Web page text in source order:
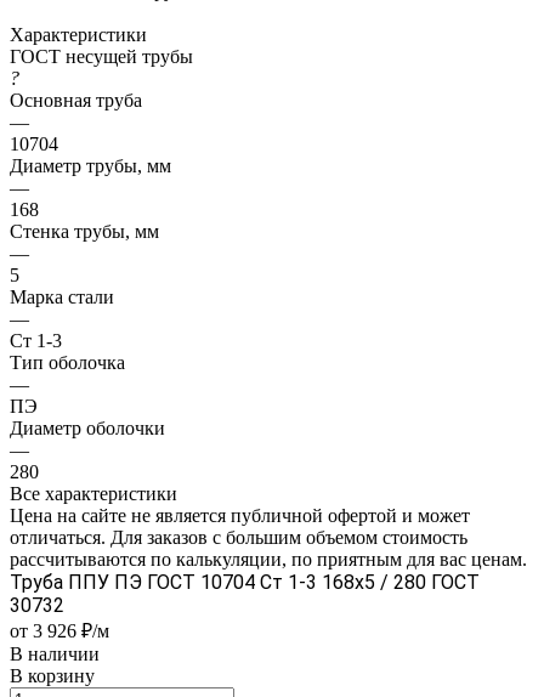
Характеристики
ГОСТ несущей трубы
?
Основная труба
—
10704
Диаметр трубы, мм
—
168
Стенка трубы, мм
—
5
Марка стали
—
Ст 1-3
Тип оболочка
—
ПЭ
Диаметр оболочки
—
280
Все характеристики
Цена на сайте не является публичной офертой и может
отличаться. Для заказов с большим объемом стоимость
рассчитываются по калькуляции, по приятным для вас ценам.
Труба ППУ ПЭ ГОСТ 10704 Ст 1-3 168x5 / 280 ГОСТ
30732
от 3 926 ₽/м
В наличии
В корзину